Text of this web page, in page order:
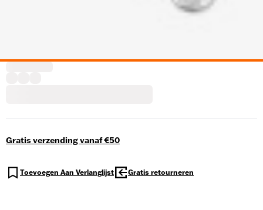
Gratis verzending vanaf €50
Toevoegen Aan Verlanglijst Gratis retourneren